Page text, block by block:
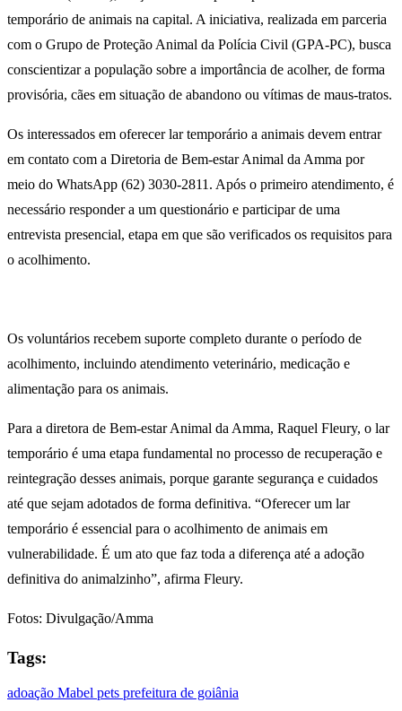
temporário de animais na capital. A iniciativa, realizada em parceria
com o Grupo de Proteção Animal da Polícia Civil (GPA-PC), busca
conscientizar a população sobre a importância de acolher, de forma
provisória, cães em situação de abandono ou vítimas de maus-tratos.
Os interessados em oferecer lar temporário a animais devem entrar
em contato com a Diretoria de Bem-estar Animal da Amma por
meio do WhatsApp (62) 3030-2811. Após o primeiro atendimento, é
necessário responder a um questionário e participar de uma
entrevista presencial, etapa em que são verificados os requisitos para
o acolhimento.
Os voluntários recebem suporte completo durante o período de
acolhimento, incluindo atendimento veterinário, medicação e
alimentação para os animais.
Para a diretora de Bem-estar Animal da Amma, Raquel Fleury, o lar
temporário é uma etapa fundamental no processo de recuperação e
reintegração desses animais, porque garante segurança e cuidados
até que sejam adotados de forma definitiva. “Oferecer um lar
temporário é essencial para o acolhimento de animais em
vulnerabilidade. É um ato que faz toda a diferença até a adoção
definitiva do animalzinho”, afirma Fleury.
Fotos: Divulgação/Amma
Tags:
adoação Mabel pets prefeitura de goiânia